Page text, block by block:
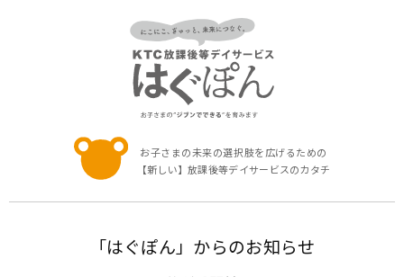
お子さまの未来の選択肢を広げるための
【新しい】放課後等デイサービスのカタチ
「はぐぽん」からのお知らせ